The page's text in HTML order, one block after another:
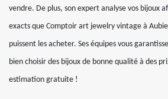
vendre. De plus, son expert analyse vos bijoux
exacts que Comptoir art jewelry vintage à Aubie
puissent les acheter. Ses équipes vous
bien choisir des bijoux de bonne qualité à des
estimation gratuite !